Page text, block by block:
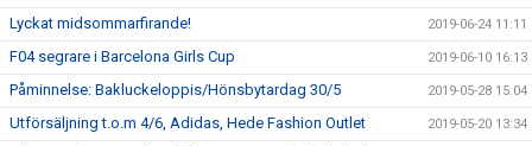
Lyckat midsommarfirande! 2019-06-24 11:11
F04 segrare i Barcelona Girls Cup 2019-06-10 16:13
Påminnelse: Bakluckeloppis/Hönsbytardag 30/5 2019-05-28 15:04
Utförsäljning t.o.m 4/6, Adidas, Hede Fashion Outlet 2019-05-20 13:34